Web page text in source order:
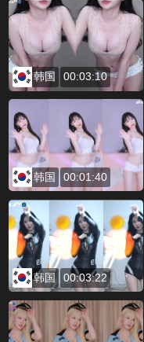
韩国 00:03:10
韩国 00:01:40
韩国 00:03:22